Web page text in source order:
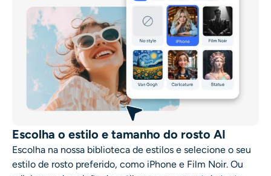
Escolha o estilo e tamanho do rosto AI
Escolha na nossa biblioteca de estilos e selecione o seu
estilo de rosto preferido, como iPhone e Film Noir. Ou